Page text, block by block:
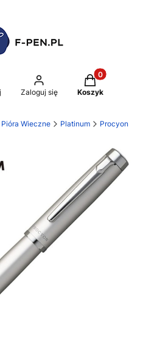
wyszukiwarkę
Zaloguj się
Produkty w
Koszyk
Pióra Wieczne Platinum Procyon